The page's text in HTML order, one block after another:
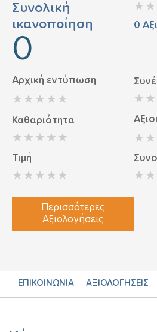
Συνολική
ικανοποίηση
0
0
Αρχική εντύπωση
Καθαριότητα
Τιμή
Περισσότερες
Αξιολογήσεις
ΕΠΙΚΟΙΝΩΝΙΑ ΑΞΙΟΛΟΓΗΣΕΙΣ